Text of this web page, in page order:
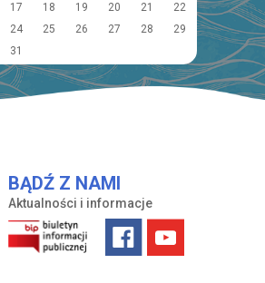
17 18 19 20 21
22
24 25 26 27 28
29
31
BĄDŹ Z NAMI
Aktualności i informacje